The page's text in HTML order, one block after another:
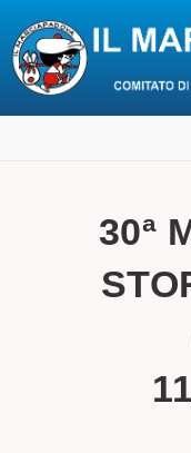
al
30ª